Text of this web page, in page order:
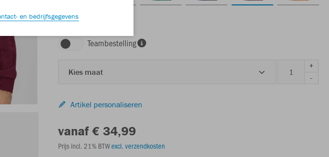
kastanje
Teambestelling
Kies maat
+
-
Artikel personaliseren
vanaf € 34,99
Prijs incl. 21% BTWexcl. verzendkosten
en bedrijfsgegevens